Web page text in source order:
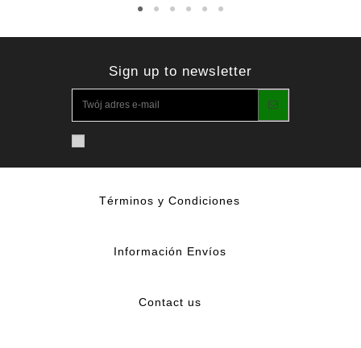
Sign up to newsletter
Términos y Condiciones
Información Envíos
Contact us